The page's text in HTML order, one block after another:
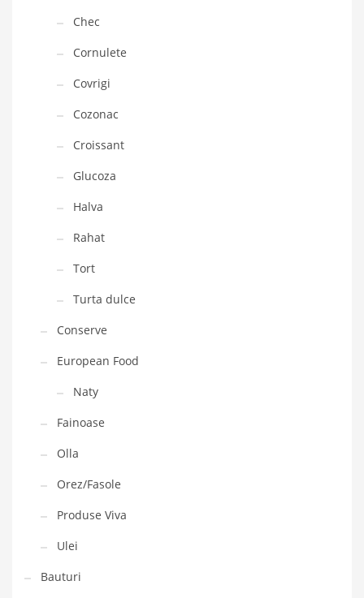
Chec
Cornulete
Covrigi
Cozonac
Croissant
Glucoza
Halva
Rahat
Tort
Turta dulce
Conserve
European Food
Naty
Fainoase
Olla
Orez/Fasole
Produse Viva
Ulei
Bauturi